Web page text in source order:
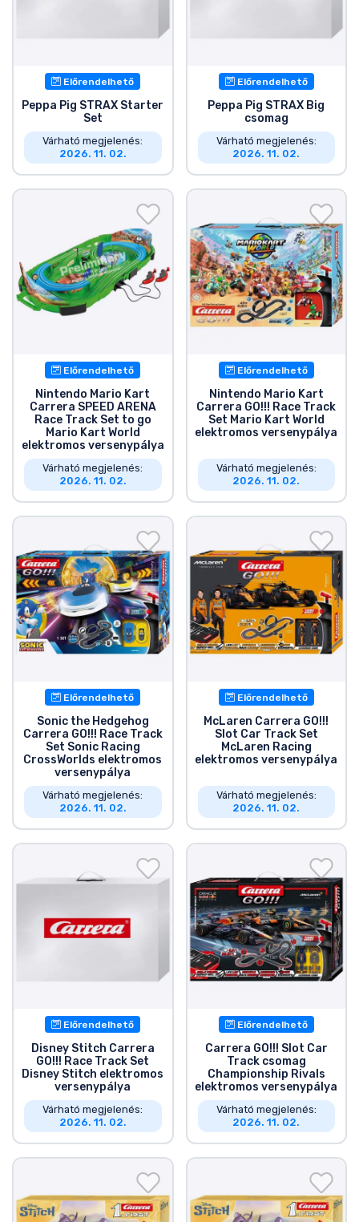
Előrendelhető
Peppa Pig STRAX Starter
Set
Várható megjelenés:
2026. 11. 02.
Előrendelhető
Peppa Pig STRAX Big
csomag
Várható megjelenés:
2026. 11. 02.
Előrendelhető
Nintendo Mario Kart
Carrera SPEED ARENA
Race Track Set to go
Mario Kart World
elektromos versenypálya
Várható megjelenés:
2026. 11. 02.
Előrendelhető
Nintendo Mario Kart
Carrera GO!!! Race Track
Set Mario Kart World
elektromos versenypálya
Várható megjelenés:
2026. 11. 02.
Előrendelhető
Sonic the Hedgehog
Carrera GO!!! Race Track
Set Sonic Racing
CrossWorlds elektromos
versenypálya
Várható megjelenés:
2026. 11. 02.
Előrendelhető
McLaren Carrera GO!!!
Slot Car Track Set
McLaren Racing
elektromos versenypálya
Várható megjelenés:
2026. 11. 02.
Előrendelhető
Disney Stitch Carrera
GO!!! Race Track Set
Disney Stitch elektromos
versenypálya
Várható megjelenés:
2026. 11. 02.
Előrendelhető
Carrera GO!!! Slot Car
Track csomag
Championship Rivals
elektromos versenypálya
Várható megjelenés:
2026. 11. 02.